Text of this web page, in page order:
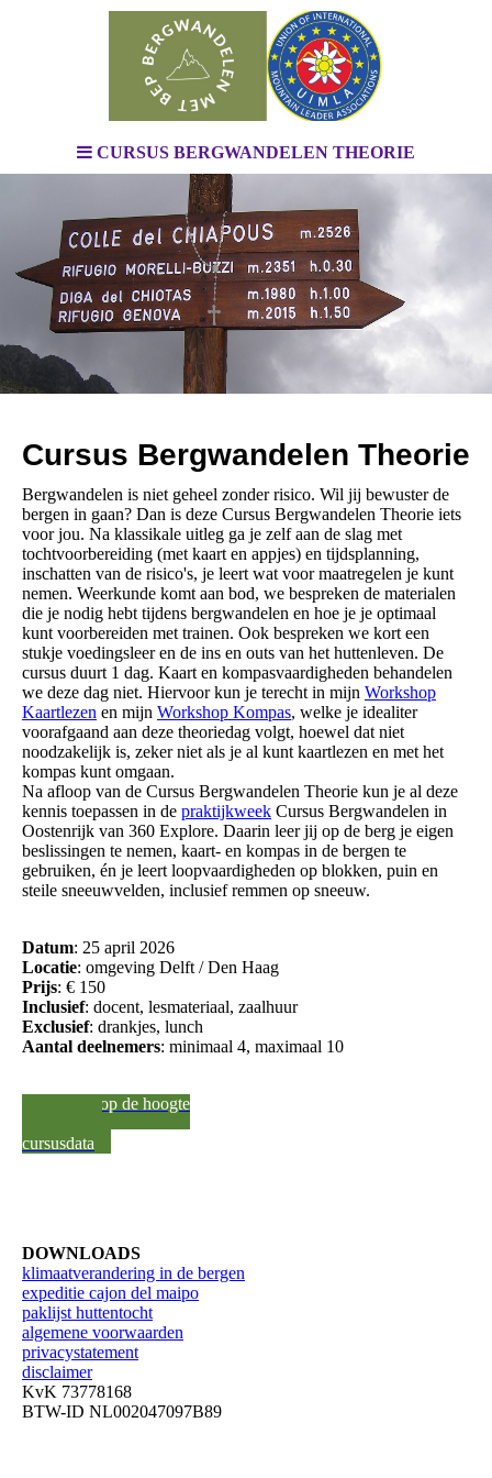
CURSUS BERGWANDELEN THEORIE
Cursus Bergwandelen Theorie
Bergwandelen is niet geheel zonder risico. Wil jij bewuster de
bergen in gaan? Dan is deze Cursus Bergwandelen Theorie iets
voor jou. Na klassikale uitleg ga je zelf aan de slag met
tochtvoorbereiding (met kaart en appjes) en tijdsplanning,
inschatten van de risico's, je leert wat voor maatregelen je kunt
nemen. Weerkunde komt aan bod, we bespreken de materialen
die je nodig hebt tijdens bergwandelen en hoe je je optimaal
kunt voorbereiden met trainen. Ook bespreken we kort een
stukje voedingsleer en de ins en outs van het huttenleven. De
cursus duurt 1 dag. Kaart en kompasvaardigheden behandelen
we deze dag niet. Hiervoor kun je terecht in mijn Workshop
Kaartlezen en mijn Workshop Kompas, welke je idealiter
voorafgaand aan deze theoriedag volgt, hoewel dat niet
noodzakelijk is, zeker niet als je al kunt kaartlezen en met het
kompas kunt omgaan.
Na afloop van de Cursus Bergwandelen Theorie kun je al deze
kennis toepassen in de praktijkweek Cursus Bergwandelen in
Oostenrijk van 360 Explore. Daarin leer jij op de berg je eigen
beslissingen te nemen, kaart- en kompas in de bergen te
gebruiken, én je leert loopvaardigheden op blokken, puin en
steile sneeuwvelden, inclusief remmen op sneeuw.
Datum: 25 april 2026
Locatie: omgeving Delft / Den Haag
Prijs: € 150
Inclusief: docent, lesmateriaal, zaalhuur
Exclusief: drankjes, lunch
Aantal deelnemers: minimaal 4, maximaal 10
Hou mij op de hoogte
cursusdata
DOWNLOADS
klimaatverandering in de bergen
expeditie cajon del maipo
paklijst huttentocht
algemene voorwaarden
privacystatement
disclaimer
KvK 73778168
BTW-ID NL002047097B89